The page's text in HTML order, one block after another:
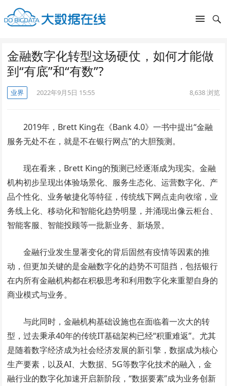
金融数字化转型这场硬仗，如何才能做
到“有底”和“有数”?
业界 2022年9月5日 15:55 8,638浏览
2019年，Brett King在《Bank 4.0》一书中提出“金融
服务无处不在，就是不在银行网点”的大胆预测。
现在看来，Brett King的预测已经逐渐成为现实。金融
机构初步呈现出体验场景化、服务生态化、运营数字化、产
品个性化、业务敏捷化等特征，传统线下网点走向收缩，业
务线上化、移动化和智能化趋势明显，并涌现出像云柜台、
智能客服、智能投顾等一批新业务、新场景。
金融行业发生显著变化的背后固然有疫情等因素的推
动，但更加关键的是金融数字化的趋势不可阻挡，包括银行
在内所有金融机构都在积极思考和利用数字化来重塑自身的
商业模式与业务。
与此同时，金融机构基础设施也在面临着一次大的转
型，过去秉承40年的传统IT基础架构已经“积重难返”。尤其
是随着数字经济成为社会经济发展的新引擎，数据成为核心
生产要素，以及AI、大数据、5G等数字化技术的融入，金
融行业的数字化加速开启新阶段，“数据要素”成为业务创新